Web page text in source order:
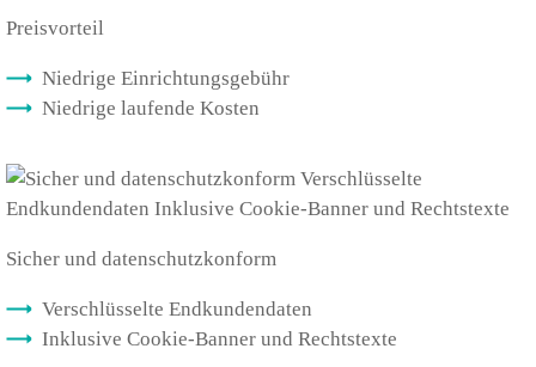
Preisvorteil
Niedrige Einrichtungsgebühr
Niedrige laufende Kosten
Sicher und datenschutzkonform
Verschlüsselte Endkundendaten
Inklusive Cookie-Banner und Rechtstexte